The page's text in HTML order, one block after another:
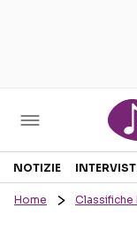
Sezioni
NOTIZIE
Home Classifiche